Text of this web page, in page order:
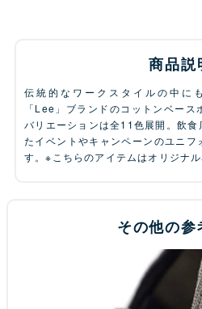
商品説
伝統的なワークスタイルの中に
「Lee」ブランドのコットンベー
バリエーションは全11色展開。飲食
たイベントやキャンペーンのユニ
す。※こちらのアイテムはオリジナ
その他の参